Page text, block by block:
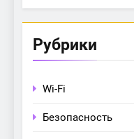
Рубрики
Wi-Fi
Безопасность